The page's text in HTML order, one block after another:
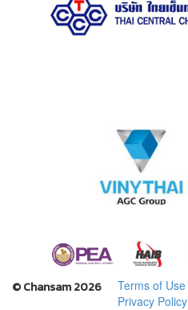
© Chansam 2026
Terms of Use
Privacy Policy